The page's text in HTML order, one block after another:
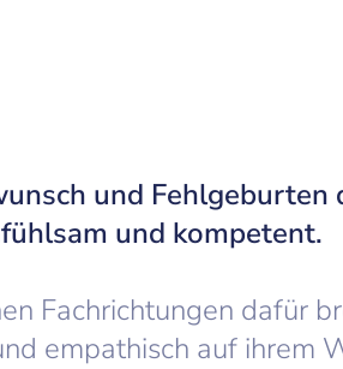
und Fehlgeburten
und kompetent.
Fachrichtungen dafür
empathisch auf ihrem